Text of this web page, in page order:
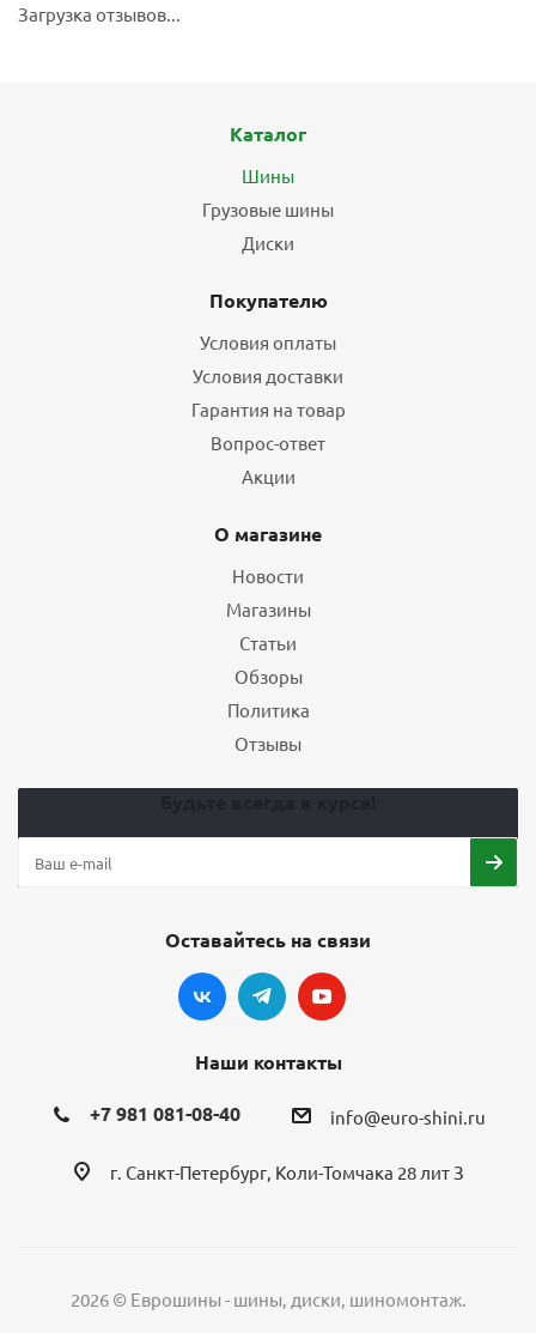
Загрузка отзывов...
Каталог
Шины
Грузовые шины
Диски
Покупателю
Условия оплаты
Условия доставки
Гарантия на товар
Вопрос-ответ
Акции
О магазине
Новости
Магазины
Статьи
Обзоры
Политика
Отзывы
Оставайтесь на связи
Наши контакты
+7 981 081-08-40 info@euro-shini.ru
г. Санкт-Петербург, Коли-Томчака 28 лит З
2026 © Еврошины - шины, диски, шиномонтаж.